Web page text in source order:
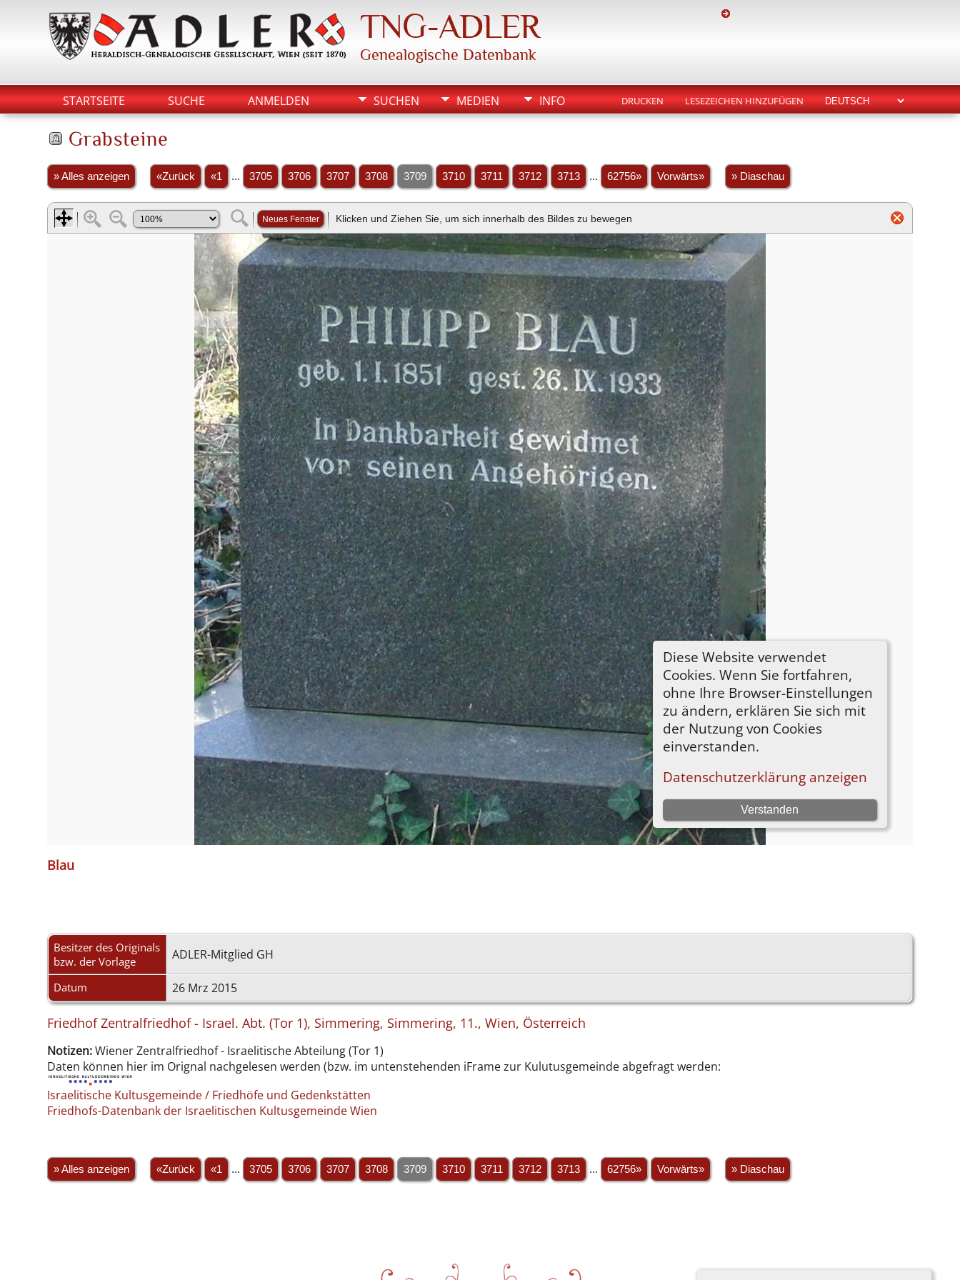
TNG-ADLER
Genealogische Datenbank
STARTSEITE SUCHE ANMELDEN SUCHEN MEDIEN INFO DRUCKEN LESEZEICHEN HINZUFÜGEN
Grabsteine
» Alles anzeigen «Zurück «1 ... 3705 3706 3707 3708 3709 3710 3711 3712 3713 ... 62756» Vorwärts» » Diaschau
Blau
Besitzer des Originals
bzw. der Vorlage
ADLER-Mitglied GH
Datum 26 Mrz 2015
Friedhof Zentralfriedhof - Israel. Abt. (Tor 1), Simmering, Simmering, 11., Wien, Österreich
Notizen:Wiener Zentralfriedhof - Israelitische Abteilung (Tor 1)
Daten können hier im Orignal nachgelesen werden (bzw. im untenstehenden iFrame zur Kulutusgemeinde abgefragt werden:
Israelitische Kultusgemeinde / Friedhöfe und Gedenkstätten
Friedhofs-Datenbank der Israelitischen Kultusgemeinde Wien
» Alles anzeigen «Zurück «1 ... 3705 3706 3707 3708 3709 3710 3711 3712 3713 ... 62756» Vorwärts» » Diaschau